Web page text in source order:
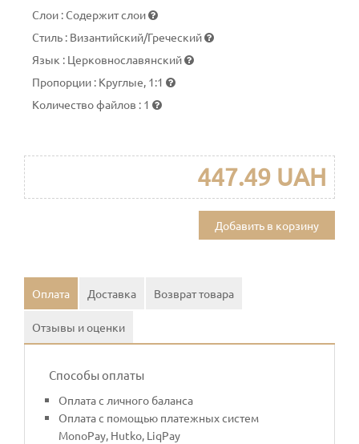
Слои :Содержит слои
Стиль : Византийский/Греческий
Язык : Церковнославянский
Пропорции : Круглые, 1:1
Количество файлов : 1
447.49 UAH
Добавить в корзину
Оплата Доставка Возврат товара
Отзывы и оценки
Способы оплаты
Оплата с личного баланса
Оплата с помощью платежных систем
MonoPay, Hutko, LiqPay